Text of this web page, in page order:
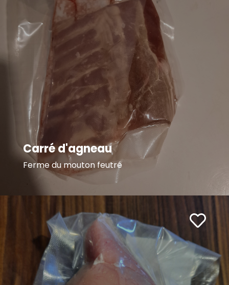
Carré d'agneau
Ferme du mouton feutré